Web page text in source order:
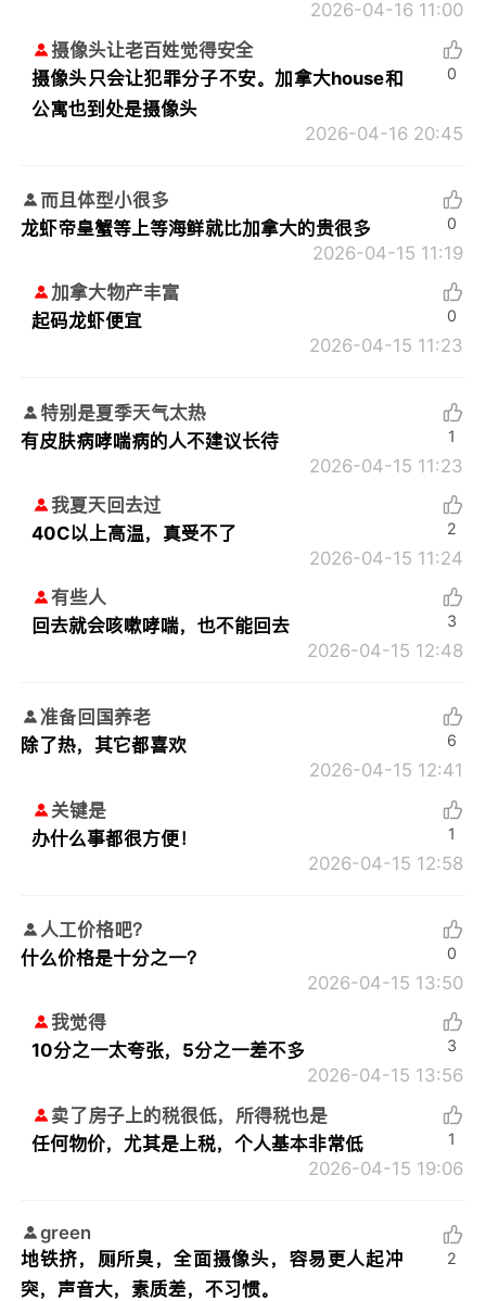
2026-04-16 11:00
摄像头让老百姓觉得安全
摄像头只会让犯罪分子不安。加拿大house和
公寓也到处是摄像头
2026-04-16 20:45
0
而且体型小很多
龙虾帝皇蟹等上等海鲜就比加拿大的贵很多
2026-04-15 11:19
0
加拿大物产丰富
起码龙虾便宜
2026-04-15 11:23
0
特别是夏季天气太热
有皮肤病哮喘病的人不建议长待
2026-04-15 11:23
1
我夏天回去过
40C以上高温，真受不了
2026-04-15 11:24
2
有些人
回去就会咳嗽哮喘，也不能回去
2026-04-15 12:48
3
准备回国养老
除了热，其它都喜欢
2026-04-15 12:41
6
关键是
办什么事都很方便！
2026-04-15 12:58
1
人工价格吧？
什么价格是十分之一？
2026-04-15 13:50
0
我觉得
10分之一太夸张，5分之一差不多
2026-04-15 13:56
3
卖了房子上的税很低，所得税也是
任何物价，尤其是上税，个人基本非常低
2026-04-15 19:06
1
green
地铁挤，厕所臭，全面摄像头，容易更人起冲
突，声音大，素质差，不习惯。
2